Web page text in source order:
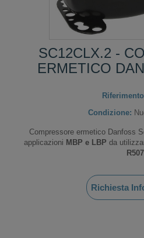
SC12CLX.2 -
ERMETICO
Riferimento
Condizione:
Compressore ermetico Danfoss
applicazioni MBP e LBP da
R507
Richiesta